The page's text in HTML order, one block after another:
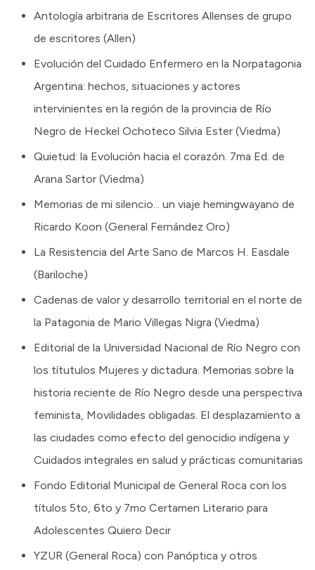
Antología arbitraria de Escritores Allenses de grupo
de escritores (Allen)
Evolución del Cuidado Enfermero en la Norpatagonia
Argentina: hechos, situaciones y actores
intervinientes en la región de la provincia de Río
Negro de Heckel Ochoteco Silvia Ester (Viedma)
Quietud: la Evolución hacia el corazón. 7ma Ed. de
Arana Sartor (Viedma)
Memorias de mi silencio... un viaje hemingwayano de
Ricardo Koon (General Fernández Oro)
La Resistencia del Arte Sano de Marcos H. Easdale
(Bariloche)
Cadenas de valor y desarrollo territorial en el norte de
la Patagonia de Mario Villegas Nigra (Viedma)
Editorial de la Universidad Nacional de Río Negro con
los títutulos Mujeres y dictadura. Memorias sobre la
historia reciente de Río Negro desde una perspectiva
feminista, Movilidades obligadas. El desplazamiento a
las ciudades como efecto del genocidio indígena y
Cuidados integrales en salud y prácticas comunitarias
Fondo Editorial Municipal de General Roca con los
títulos 5to, 6to y 7mo Certamen Literario para
Adolescentes Quiero Decir
YZUR (General Roca) con Panóptica y otros